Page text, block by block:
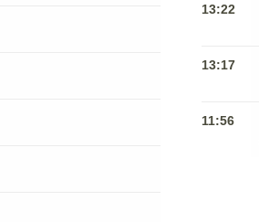
13:22
13:17
11:56